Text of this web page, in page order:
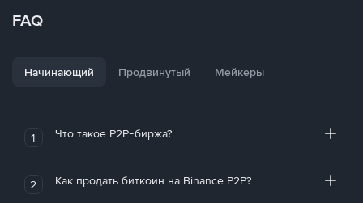
FAQ
Начинающий Продвинутый Мейкеры
1 Что такое P2P-биржа?
2 Как продать биткоин на Binance P2P?